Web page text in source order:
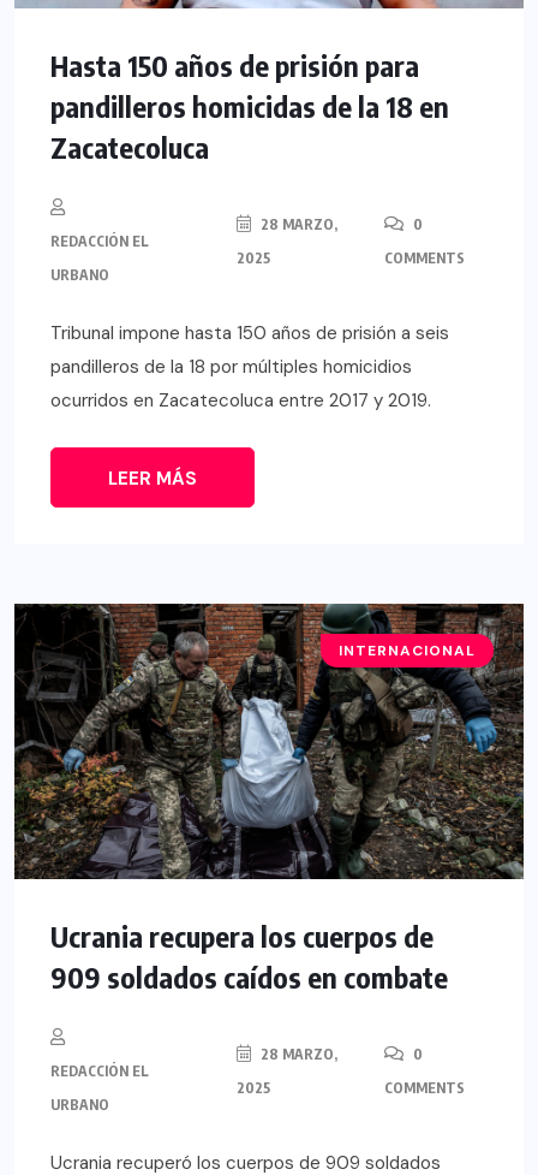
Hasta 150 años de prisión para
pandilleros homicidas de la 18 en
Zacatecoluca
REDACCIÓN EL
URBANO
28 MARZO,
2025
0
COMMENTS
Tribunal impone hasta 150 años de prisión a seis
pandilleros de la 18 por múltiples homicidios
ocurridos en Zacatecoluca entre 2017 y 2019.
LEER MÁS
INTERNACIONAL
Ucrania recupera los cuerpos de
909 soldados caídos en combate
REDACCIÓN EL
URBANO
28 MARZO,
2025
0
COMMENTS
Ucrania recuperó los cuerpos de 909 soldados